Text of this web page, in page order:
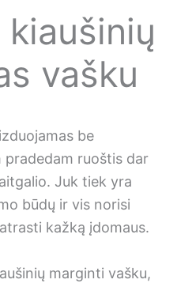
vašku
be
pradedam ruoštis dar
Juk tiek yra
būdų ir vis norisi
kažką įdomaus.
marginti vašku,